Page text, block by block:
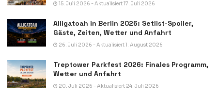
15. Juli 2026 - Aktualisiert 17. Juli 2026
Alligatoah in Berlin 2026: Setlist-Spoiler,
Gäste, Zeiten, Wetter und Anfahrt
26. Juli 2026 - Aktualisiert 1. August 2026
Treptower Parkfest 2026: Finales Programm,
Wetter und Anfahrt
20. Juli 2026 - Aktualisiert 24. Juli 2026